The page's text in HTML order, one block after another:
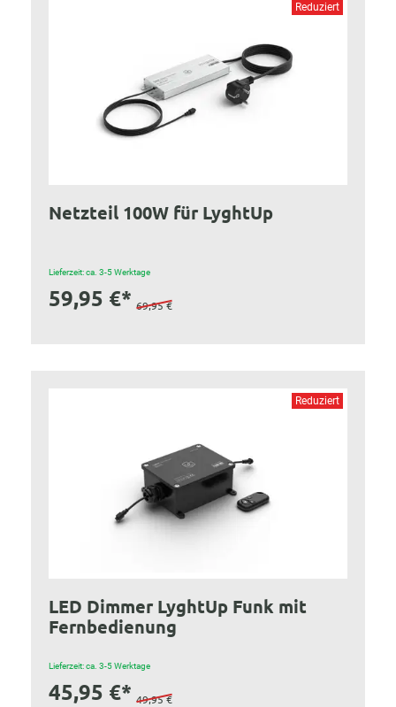
Reduziert
Netzteil 100W für LyghtUp
Lieferzeit: ca. 3-5 Werktage
59,95 €* 69,95 €
Reduziert
LED Dimmer LyghtUp Funk mit
Fernbedienung
Lieferzeit: ca. 3-5 Werktage
45,95 €* 49,95 €